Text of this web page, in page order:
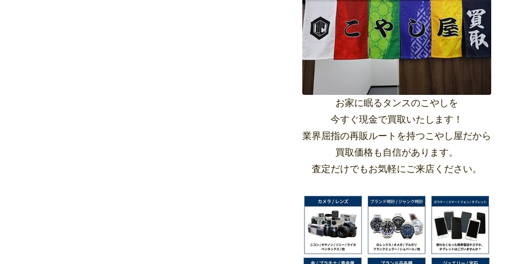
お家に眠るタンスのこやしを
今すぐ現金で買取いたします！
業界屈指の再販ルートを持つこやし屋だから
買取価格も自信があります。
査定だけでもお気軽にご来店ください。